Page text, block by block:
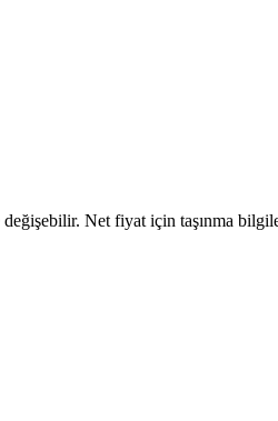
Net fiyat için taşınma